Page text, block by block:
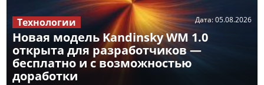
Новая модель Kandinsky WM 1.0
открыта для разработчиков —
бесплатно и с возможностью
доработки
Дата:05.08.2026
Технологии